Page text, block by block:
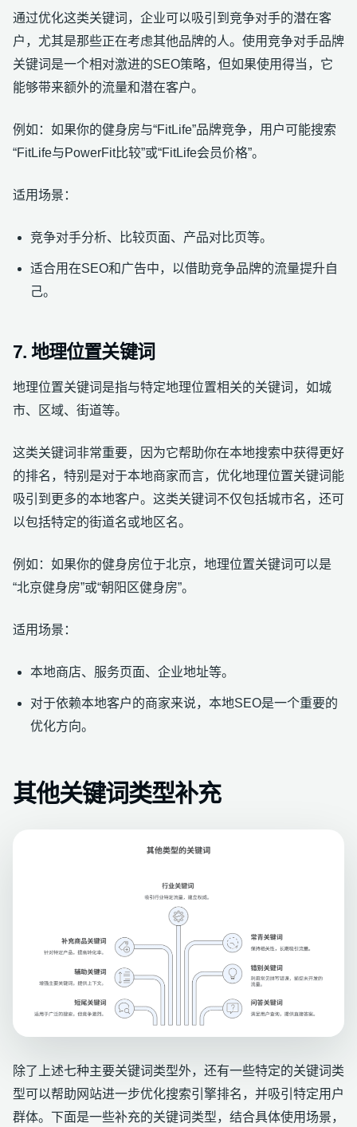
通过优化这类关键词，企业可以吸引到竞争对手的潜在客
户，尤其是那些正在考虑其他品牌的人。使用竞争对手品牌
关键词是一个相对激进的SEO策略，但如果使用得当，它
能够带来额外的流量和潜在客户。
例如：如果你的健身房与“FitLife”品牌竞争，用户可能搜索
“FitLife与PowerFit比较”或“FitLife会员价格”。
适用场景：
竞争对手分析、比较页面、产品对比页等。
适合用在SEO和广告中，以借助竞争品牌的流量提升自
己。
7. 地理位置关键词
地理位置关键词是指与特定地理位置相关的关键词，如城
市、区域、街道等。
这类关键词非常重要，因为它帮助你在本地搜索中获得更好
的排名，特别是对于本地商家而言，优化地理位置关键词能
吸引到更多的本地客户。这类关键词不仅包括城市名，还可
以包括特定的街道名或地区名。
例如：如果你的健身房位于北京，地理位置关键词可以是
“北京健身房”或“朝阳区健身房”。
适用场景：
本地商店、服务页面、企业地址等。
对于依赖本地客户的商家来说，本地SEO是一个重要的
优化方向。
其他关键词类型补充
除了上述七种主要关键词类型外，还有一些特定的关键词类
型可以帮助网站进一步优化搜索引擎排名，并吸引特定用户
群体。下面是一些补充的关键词类型，结合具体使用场景，